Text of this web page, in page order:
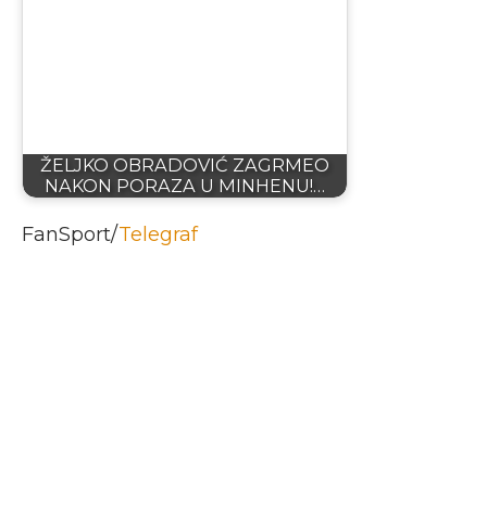
ŽELJKO OBRADOVIĆ ZAGRMEO
NAKON PORAZA U MINHENU!…
FanSport/Telegraf